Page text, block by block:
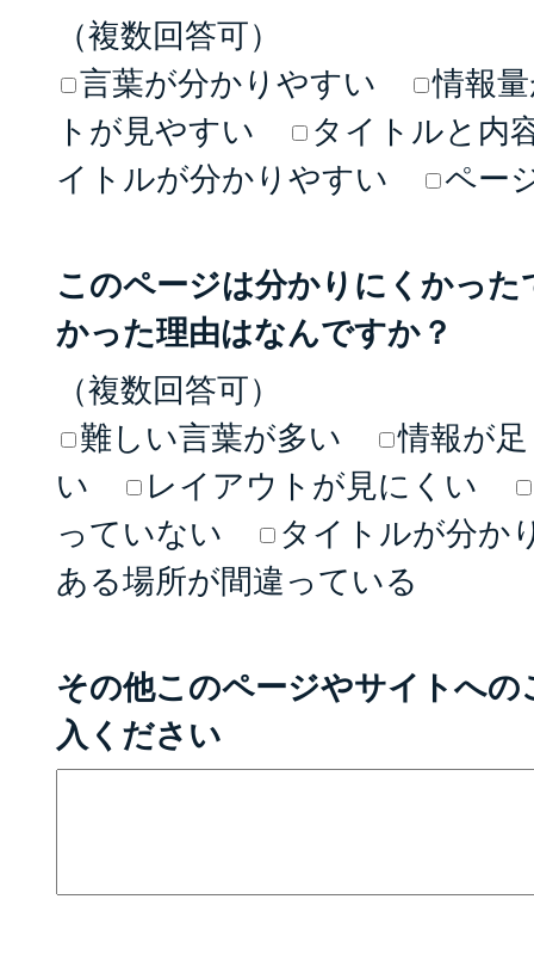
（複数回答可）
言葉が分かりやすい
情報
トが見やすい
タイトルと内
イトルが分かりやすい
ペー
このページは分かりにくかっ
かった理由はなんですか？
（複数回答可）
難しい言葉が多い
情報が
い
レイアウトが見にくい
っていない
タイトルが分か
ある場所が間違っている
その他このページやサイトへ
入ください